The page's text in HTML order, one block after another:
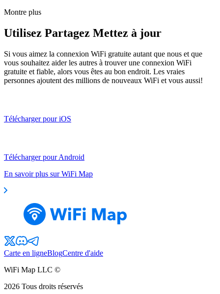
Montre plus
Utilisez Partagez Mettez à jour
Si vous aimez la connexion WiFi gratuite autant que nous et que
vous souhaitez aider les autres à trouver une connexion WiFi
gratuite et fiable, alors vous êtes au bon endroit. Les vraies
personnes ajoutent des millions de nouveaux WiFi et vous aussi!
Télécharger pour iOS
Télécharger pour Android
En savoir plus sur WiFi Map
Carte en ligneBlogCentre d'aide
WiFi Map LLC ©
2026 Tous droits réservés